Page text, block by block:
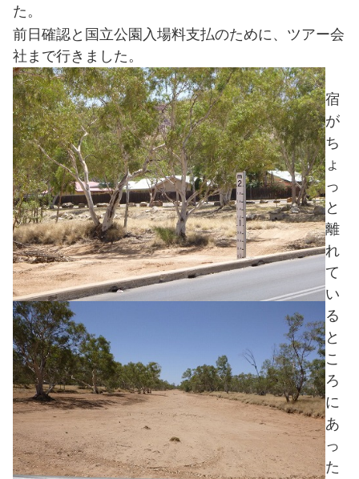
た。
前日確認と国立公園入場料支払のために、ツアー会
社まで行きました。
宿
が
ち
ょ
っ
と
離
れ
て
い
る
と
こ
ろ
に
あ
っ
た